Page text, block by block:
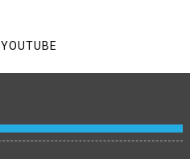
YOUTUBE